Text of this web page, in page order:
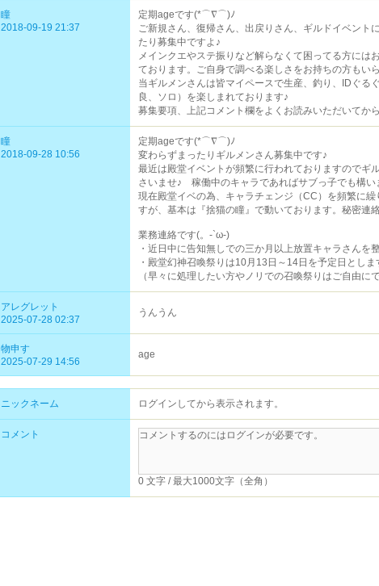
瞳
2018-09-19 21:37
定期ageです(*⌒∇⌒)ﾉ
ご新規さん、復帰さん、出戻りさん、ギルドイベント
たり募集中ですよ♪
メインクエやステ振りなど解らなくて困ってる方には
ております。ご自身で調べる楽しさをお持ちの方もい
当ギルメンさんは皆マイペースで生産、釣り、IDぐる
良、ソロ）を楽しまれております♪
募集要項、上記コメント欄をよくお読みいただいてか
瞳
2018-09-28 10:56
定期ageです(*⌒∇⌒)ﾉ
変わらずまったりギルメンさん募集中です♪
最近は殿堂イベントが頻繁に行われておりますのでギ
さいませ♪ 稼働中のキャラであればサブっ子でも構い
現在殿堂イベの為、キャラチェンジ（CC）を頻繁に繰
すが、基本は『捨猫の瞳』で動いております。秘密連
業務連絡です(。-`ω-)
・近日中に告知無しでの三か月以上放置キャラさんを
・殿堂幻神召喚祭りは10月13日～14日を予定日としま
（早々に処理したい方やノリでの召喚祭りはご自由にで
アレグレット
2025-07-28 02:37
うんうん
物申す
2025-07-29 14:56
age
ニックネーム ログインしてから表示されます。
コメント
0 文字 / 最大1000文字（全角）